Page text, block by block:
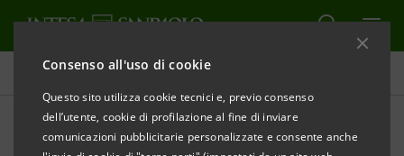
Consenso all'uso di cookie
Questo sito utilizza cookie tecnici e, previo consenso
dell’utente, cookie di profilazione al fine di inviare
comunicazioni pubblicitarie personalizzate e consente anche
Area Media